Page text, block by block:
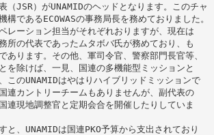
（JSR）がUNAMIDのヘッドとなります。このチャ
であるECOWASの事務局長を務めておりました。
レーション担当がそれぞれおりますが、現在は
所の代表であったムタボバ氏が務めており、も
あります。その他、軍司令官、警察部門長官等、
を除けば、一見、国連の多機能型ミッションと
このUNAMIDはやはりハイブリッドミッションで
連カントリーチームもありませんが、副代表の
連現地調整官と定期会合を開催したりしていま
と、UNAMIDは国連PKO予算から支出されており